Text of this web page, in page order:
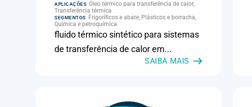
APLICAÇÕES Óleo térmico para transferência de calor,
Transferência térmica
SEGMENTOS
Frigoríficos e abate, Plásticos e borracha,
Química e petroquímica
fluido térmico sintético para sistemas
de transferência de calor em...
SAIBA MAIS